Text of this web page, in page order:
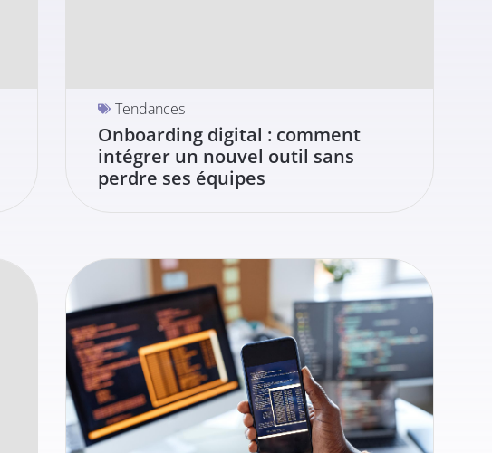
Tendances
Onboarding digital : comment
intégrer un nouvel outil sans
perdre ses équipes